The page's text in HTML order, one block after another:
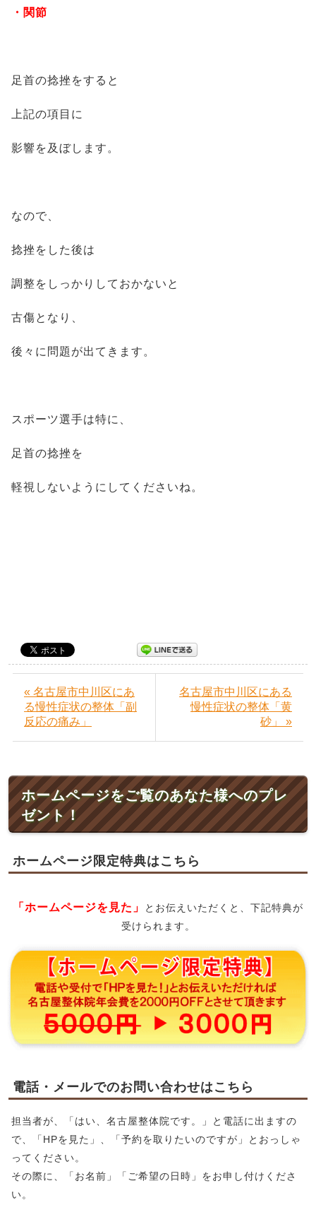
・関節
足首の捻挫をすると
上記の項目に
影響を及ぼします。
なので、
捻挫をした後は
調整をしっかりしておかないと
古傷となり、
後々に問題が出てきます。
スポーツ選手は特に、
足首の捻挫を
軽視しないようにしてくださいね。
« 名古屋市中川区にあ
る慢性症状の整体「副
反応の痛み」
名古屋市中川区にある
慢性症状の整体「黄
砂」 »
ホームページをご覧のあなた様へのプレ
ゼント！
ホームページ限定特典はこちら
「ホームページを見た」
とお伝えいただくと、下記特典が
受けられます。
電話・メールでのお問い合わせはこちら
担当者が、「はい、名古屋整体院です。」と電話に出ますの
で、「HPを見た」、「予約を取りたいのですが」とおっしゃ
ってください。
その際に、「お名前」「ご希望の日時」をお申し付けくださ
い。